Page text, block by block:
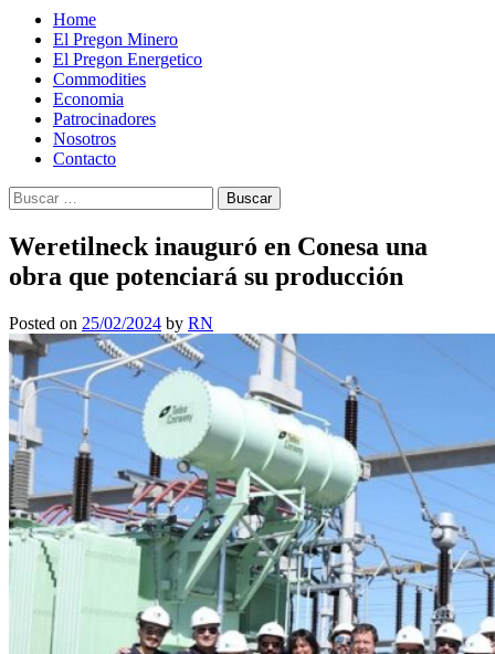
Home
El Pregon Minero
El Pregon Energetico
Commodities
Economia
Patrocinadores
Nosotros
Contacto
Buscar:
Weretilneck inauguró en Conesa una
obra que potenciará su producción
Posted on 25/02/2024 by RN